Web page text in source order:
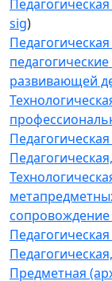
sig)
развивающей
Предметная